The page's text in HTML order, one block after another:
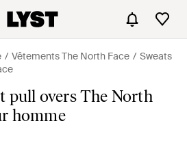
Vêtements The North Face
Sweats
pull overs The North
homme